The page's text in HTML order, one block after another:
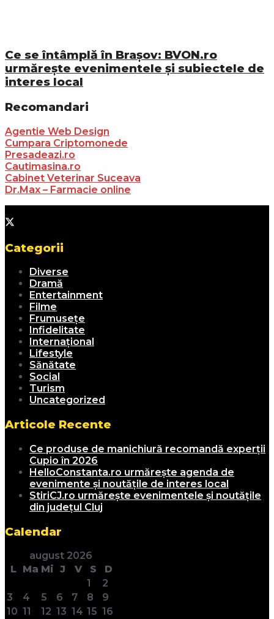
Ce se întâmplă în Brașov: BVON.ro
urmărește evenimentele și subiectele de
interes local
Recomandari
Agentie Web Design
Cumpara Criptomonede
Presadeazi.ro
Cautimasina.ro
Cabinet Veterinar Suceava
Dr.Max – Farmacie online
Categorii
Diverse
Dramă
Entertainment
Filme
Frumusețe
Infidelitate
Internațional
Lifestyle
Sănătate
Social
Turism
Uncategorized
Articole Recente
Ce produse de manichiură recomandă experții
Cupio în 2026
HelloConstanta.ro urmărește agenda de
evenimente și noutățile de interes local
StiriCJ.ro urmărește evenimentele și noutățile
din județul Cluj
Calendar
august 2026
L Ma Mi J V S
D
1
2
3
4 5 6 7 8
9
10 11 12 13 14 15 16